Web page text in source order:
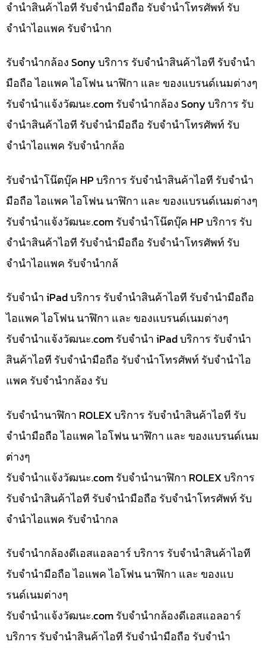
จำนำสินค้าไอที รับจำนำมือถือ รับจำนำโทรศัพท์ รับ
จำนำไอแพค รับจำนำก
รับจำนำกล้อง Sony บริการ รับจำนำสินค้าไอที รับจำนำ
มือถือ ไอแพค ไอโฟน นาฬิกา และ ของแบรนด์เนมต่างๆ
รับจํานําแจ้งวัฒนะ.com รับจำนำกล้อง Sony บริการ รับ
จำนำสินค้าไอที รับจำนำมือถือ รับจำนำโทรศัพท์ รับ
จำนำไอแพค รับจำนำกล้อ
รับจำนำโน๊ตบุ๊ค HP บริการ รับจำนำสินค้าไอที รับจำนำ
มือถือ ไอแพค ไอโฟน นาฬิกา และ ของแบรนด์เนมต่างๆ
รับจํานําแจ้งวัฒนะ.com รับจำนำโน๊ตบุ๊ค HP บริการ รับ
จำนำสินค้าไอที รับจำนำมือถือ รับจำนำโทรศัพท์ รับ
จำนำไอแพค รับจำนำกล้
รับจำนำ iPad บริการ รับจำนำสินค้าไอที รับจำนำมือถือ
ไอแพค ไอโฟน นาฬิกา และ ของแบรนด์เนมต่างๆ
รับจํานําแจ้งวัฒนะ.com รับจำนำ iPad บริการ รับจำนำ
สินค้าไอที รับจำนำมือถือ รับจำนำโทรศัพท์ รับจำนำไอ
แพค รับจำนำกล้อง รับ
รับจำนำนาฬิกา ROLEX บริการ รับจำนำสินค้าไอที รับ
จำนำมือถือ ไอแพค ไอโฟน นาฬิกา และ ของแบรนด์เนม
ต่างๆ
รับจํานําแจ้งวัฒนะ.com รับจำนำนาฬิกา ROLEX บริการ
รับจำนำสินค้าไอที รับจำนำมือถือ รับจำนำโทรศัพท์ รับ
จำนำไอแพค รับจำนำกล
รับจำนำกล้องดีเอสแอลอาร์ บริการ รับจำนำสินค้าไอที
รับจำนำมือถือ ไอแพค ไอโฟน นาฬิกา และ ของแบ
รนด์เนมต่างๆ
รับจํานําแจ้งวัฒนะ.com รับจำนำกล้องดีเอสแอลอาร์
บริการ รับจำนำสินค้าไอที รับจำนำมือถือ รับจำนำ